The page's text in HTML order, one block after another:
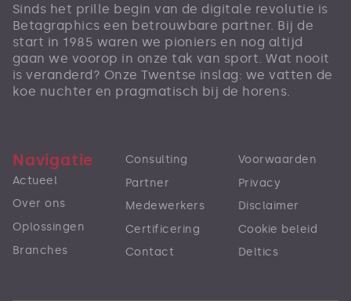
Sinds het prille begin van de digitale revolutie is
Betagraphics een betrouwbare partner. Bij de
start in 1985 waren we pioniers en nog altijd
gaan we voorop in onze tak van sport. Wat nooit
is veranderd? Onze Twentse inslag: we vatten de
koe nuchter en pragmatisch bij de horens.
Navigatie
Actueel
Over ons
Oplossingen
Branches
Consulting
Partner
Medewerkers
Certificering
Contact
Voorwaarden
Privacy
Disclaimer
Cookie beleid
Deltics